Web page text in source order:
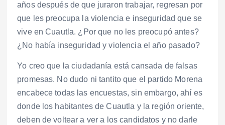
años después de que juraron trabajar, regresan por
que les preocupa la violencia e inseguridad que se
vive en Cuautla. ¿Por que no les preocupó antes?
¿No había inseguridad y violencia el año pasado?
Yo creo que la ciudadanía está cansada de falsas
promesas. No dudo ni tantito que el partido Morena
encabece todas las encuestas, sin embargo, ahí es
donde los habitantes de Cuautla y la región oriente,
deben de voltear a ver a los candidatos y no darle